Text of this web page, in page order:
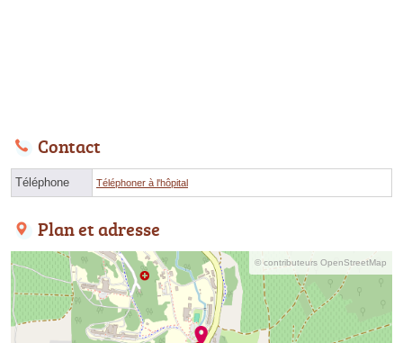
Contact
Téléphone Téléphoner à l'hôpital
Plan et adresse
© contributeurs OpenStreetMap